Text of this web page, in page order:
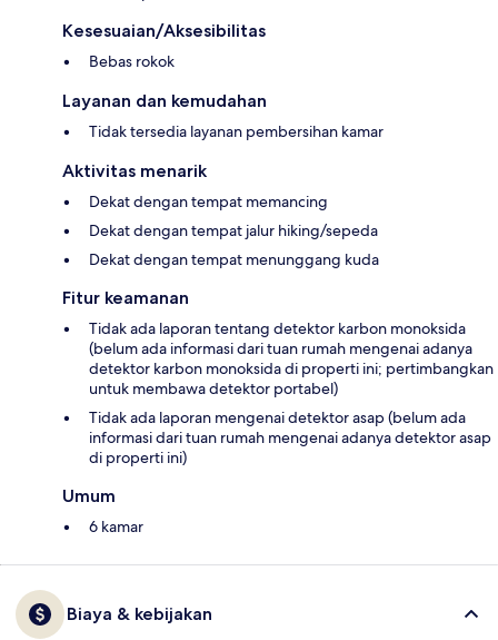
Kesesuaian/Aksesibilitas
Bebas rokok
Layanan dan kemudahan
Tidak tersedia layanan pembersihan kamar
Aktivitas menarik
Dekat dengan tempat memancing
Dekat dengan tempat jalur hiking/sepeda
Dekat dengan tempat menunggang kuda
Fitur keamanan
Tidak ada laporan tentang detektor karbon monoksida
(belum ada informasi dari tuan rumah mengenai adanya
detektor karbon monoksida di properti ini; pertimbangkan
untuk membawa detektor portabel)
Tidak ada laporan mengenai detektor asap (belum ada
informasi dari tuan rumah mengenai adanya detektor asap
di properti ini)
Umum
6 kamar
Biaya & kebijakan